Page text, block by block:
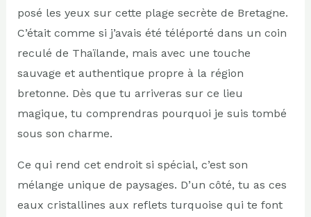
posé les yeux sur cette plage secrète de Bretagne.
C’était comme si j’avais été téléporté dans un coin
reculé de Thaïlande, mais avec une touche
sauvage et authentique propre à la région
bretonne. Dès que tu arriveras sur ce lieu
magique, tu comprendras pourquoi je suis tombé
sous son charme.
Ce qui rend cet endroit si spécial, c’est son
mélange unique de paysages. D’un côté, tu as ces
eaux cristallines aux reflets turquoise qui te font